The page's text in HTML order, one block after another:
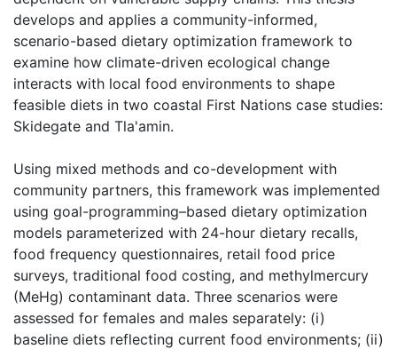
develops and applies a community-informed,
scenario-based dietary optimization framework to
examine how climate-driven ecological change
interacts with local food environments to shape
feasible diets in two coastal First Nations case studies:
Skidegate and Tla'amin.
Using mixed methods and co-development with
community partners, this framework was implemented
using goal-programming–based dietary optimization
models parameterized with 24-hour dietary recalls,
food frequency questionnaires, retail food price
surveys, traditional food costing, and methylmercury
(MeHg) contaminant data. Three scenarios were
assessed for females and males separately: (i)
baseline diets reflecting current food environments; (ii)